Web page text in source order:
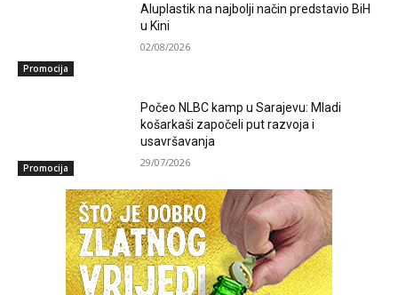
Promocija
Aluplastik na najbolji način predstavio BiH
u Kini
02/08/2026
Promocija
Počeo NLBC kamp u Sarajevu: Mladi
košarkaši započeli put razvoja i
usavršavanja
29/07/2026